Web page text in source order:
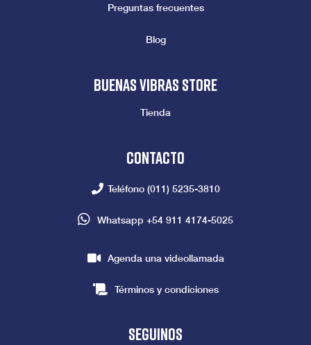
Preguntas frecuentes
Blog
Buenas vibras store
Tienda
Contacto
Teléfono (011) 5235-3810
Whatsapp +54 911 4174-5025
Agenda una videollamada
Términos y condiciones
seguinos